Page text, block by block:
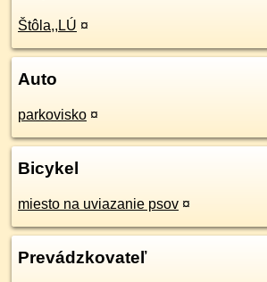
Štôla,,LÚ ¤
Auto
parkovisko ¤
Bicykel
miesto na uviazanie psov ¤
Prevádzkovateľ